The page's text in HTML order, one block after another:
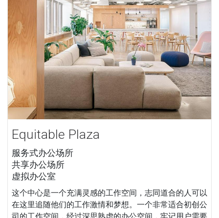
Equitable Plaza
服务式办公场所
共享办公场所
虚拟办公室
这个中心是一个充满灵感的工作空间，志同道合的人可以
在这里追随他们的工作激情和梦想。一个非常适合初创公